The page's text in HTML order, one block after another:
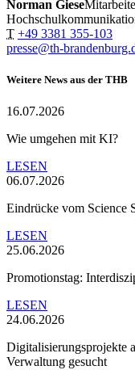
Norman Giese
T +49 3381 355-103
presse@th-
Weitere News aus der THB
16.07.2026
Wie umgehen mit KI?
LESEN
06.07.2026
Eindrücke vom Science
LESEN
25.06.2026
Promotionstag:
LESEN
24.06.2026
Digitalisierungsprojekte
Verwaltung gesucht